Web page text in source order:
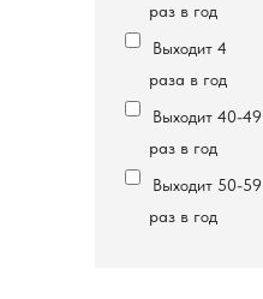
раз в год
Выходит 4
раза в год
Выходит 40-49
раз в год
Выходит 50-59
раз в год